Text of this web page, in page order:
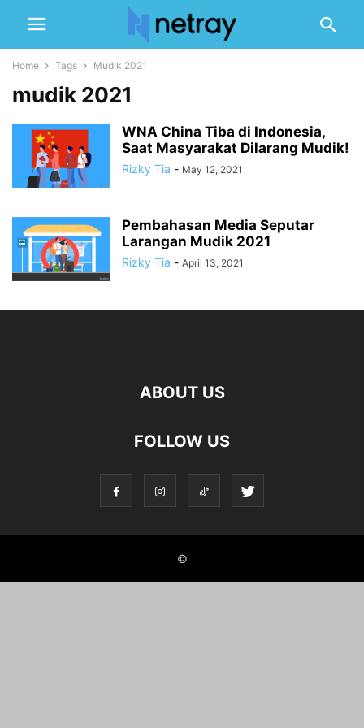
Home Tags Mudik 2021
mudik 2021
WNA China Tiba di Indonesia,
Saat Masyarakat Dilarang Mudik!
Rizky Tia - May 12, 2021
Pembahasan Media Seputar
Larangan Mudik 2021
Rizky Tia - April 13, 2021
ABOUT US
FOLLOW US
©